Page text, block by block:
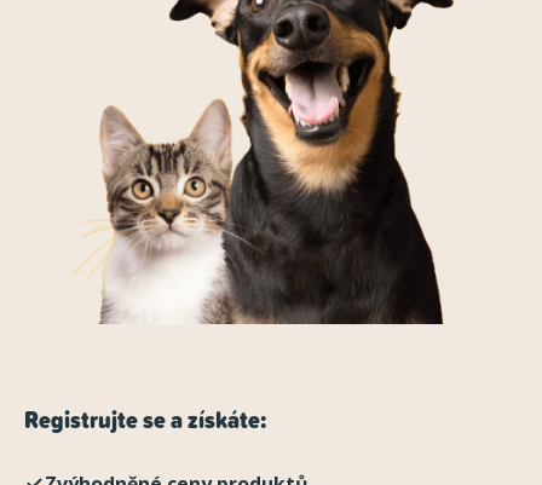
Registrujte se a získáte: